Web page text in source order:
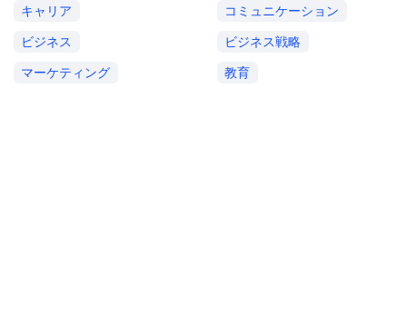
キャリア
コミュニケーション
ビジネス
ビジネス戦略
マーケティング
教育